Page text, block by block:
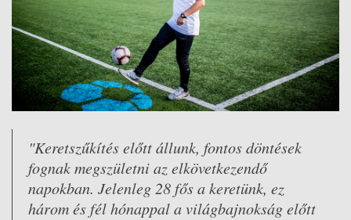
"Keretszűkítés előtt állunk, fontos döntések
fognak megszületni az elkövetkezendő
napokban. Jelenleg 28 fős a keretünk, ez
három és fél hónappal a világbajnokság előtt